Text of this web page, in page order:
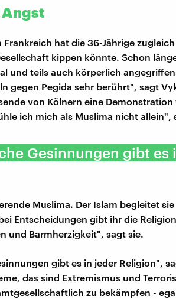
Frankreich hat die 36-Jährige
kippen könnte. Schon
und teils auch körperlich
gegen Pegida sehr berührt", sagt
von Kölnern eine
ich mich als Muslima nicht allein",
Gesinnungen gibt es
Muslima. Der Islam begleitet
Entscheidungen gibt ihr die
und Barmherzigkeit", sagt sie.
gibt es in jeder Religion",
das sind Extremismus und
zu bekämpfen -